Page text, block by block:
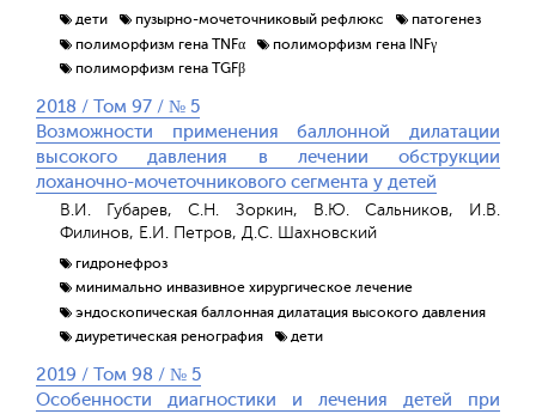
дети пузырно-мочеточниковый рефлюкс
патогенез
полиморфизм гена TNFα
полиморфизм гена INFγ
полиморфизм гена TGFβ
2018 / Том 97 / № 5
Возможности применения баллонной дилатации
высокого давления в лечении обструкции
лоханочно-мочеточникового сегмента у детей
В.И. Губарев, С.Н. Зоркин, В.Ю. Сальников, И.В.
Филинов, Е.И. Петров, Д.С. Шахновский
гидронефроз
минимально инвазивное хирургическое лечение
эндоскопическая баллонная дилатация высокого давления
диуретическая ренография
дети
2019 / Том 98 / № 5
Особенности диагностики и лечения детей при